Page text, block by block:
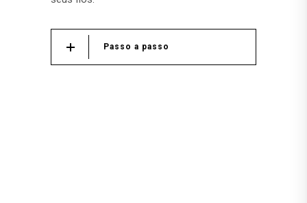
Passo a passo